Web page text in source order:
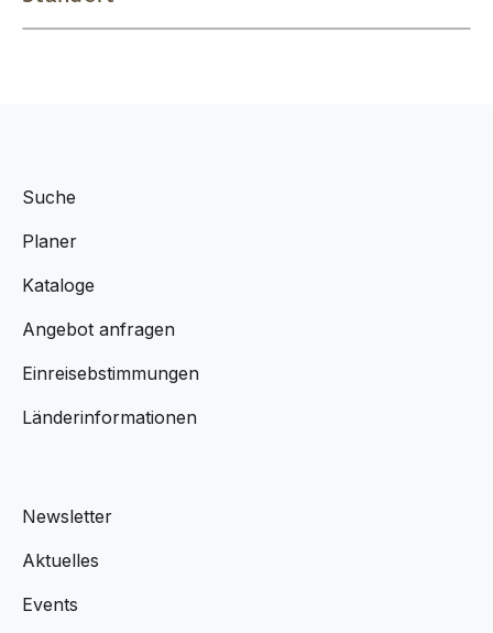
Suche
Planer
Kataloge
Angebot anfragen
Einreisebstimmungen
Länderinformationen
Newsletter
Aktuelles
Events